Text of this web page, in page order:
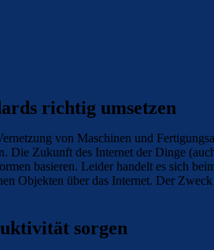
richtig umsetzen
von Maschinen und
Die Zukunft des Internet der Dinge
basieren. Leider handelt es sich
Objekten über das Internet. Der
sorgen